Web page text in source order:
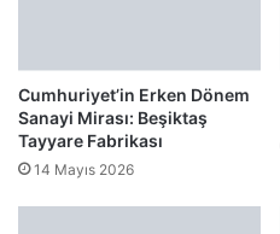
Cumhuriyet’in Erken Dönem
Sanayi Mirası: Beşiktaş
Tayyare Fabrikası
14 Mayıs 2026